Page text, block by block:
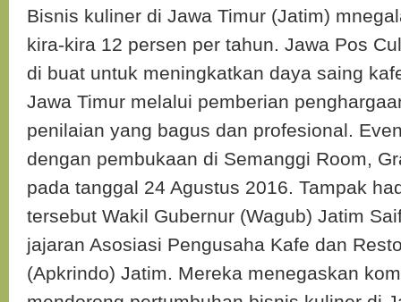
Bisnis kuliner di Jawa Timur (Jatim)
kira-kira 12 persen per tahun. Jawa Pos
di buat untuk meningkatkan daya saing
Jawa Timur melalui pemberian
penilaian yang bagus dan profesional.
dengan pembukaan di Semanggi Room,
pada tanggal 24 Agustus 2016. Tampak
tersebut Wakil Gubernur (Wagub) Jatim
jajaran Asosiasi Pengusaha Kafe dan
(Apkrindo) Jatim. Mereka menegaskan